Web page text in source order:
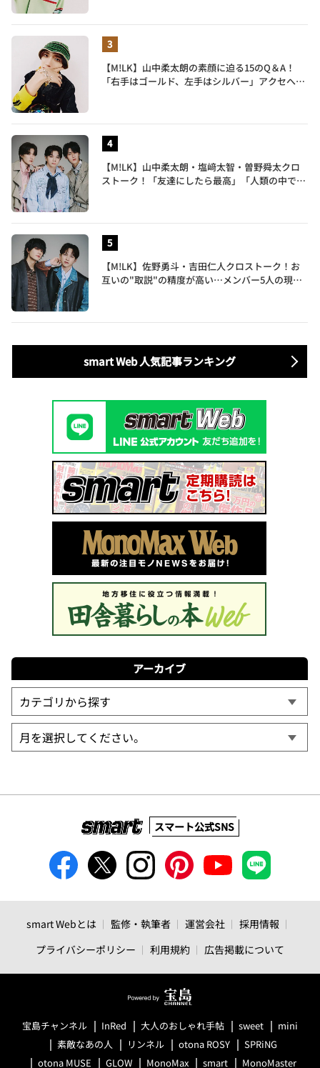
【M!LK】山中柔太朗の素顔に迫る15のQ＆A！
「右手はゴールド、左手はシルバー」アクセへの
【M!LK】山中柔太朗・塩﨑太智・曽野舜太クロ
ストーク！「友達にしたら最高」「人類の中で桁
【M!LK】佐野勇斗・吉田仁人クロストーク！お
互いの"取説"の精度が高い…メンバー5人の現在
smart Web 人気記事ランキング
アーカイブ
スマート公式SNS
smart Webとは 監修・執筆者 運営会社
採用情報
プライバシーポリシー
利用規約 広告掲載について
宝島チャンネル InRed 大人のおしゃれ手帖 sweet
mini
素敵なあの人
リンネル otona ROSY
SPRiNG
otona MUSE
GLOW MonoMax smart MonoMaster